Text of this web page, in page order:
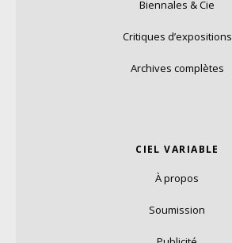
Biennales & Cie
Critiques d’expositions
Archives complètes
CIEL VARIABLE
À propos
Soumission